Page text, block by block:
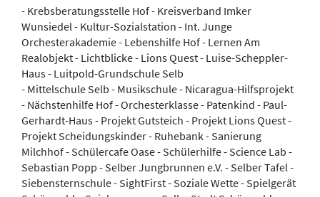
- Krebsberatungsstelle Hof - Kreisverband Imker
Wunsiedel - Kultur-Sozialstation - Int. Junge
Orchesterakademie - Lebenshilfe Hof - Lernen Am
Realobjekt - Lichtblicke - Lions Quest - Luise-Scheppler-
Haus - Luitpold-Grundschule Selb
- Mittelschule Selb - Musikschule - Nicaragua-Hilfsprojekt
- Nächstenhilfe Hof - Orchesterklasse - Patenkind - Paul-
Gerhardt-Haus - Projekt Gutsteich - Projekt Lions Quest -
Projekt Scheidungskinder - Ruhebank - Sanierung
Milchhof - Schülercafe Oase - Schülerhilfe - Science Lab -
Sebastian Popp - Selber Jungbrunnen e.V. - Selber Tafel -
Siebensternschule - SightFirst - Soziale Wette - Spielgerät